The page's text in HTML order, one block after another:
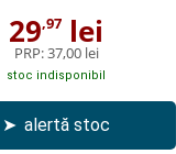
29,97 lei
PRP:37,00 lei
stoc indisponibil
➤ alertă stoc